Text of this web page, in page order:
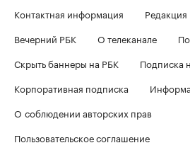
Контактная информация Редакция
Вечерний РБК
О телеканале
Скрыть баннеры на РБК
Подписка
Корпоративная подписка
О соблюдении авторских прав
Пользовательское соглашение